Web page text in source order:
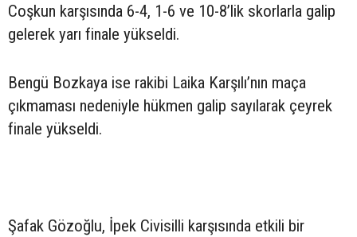
Coşkun karşısında 6-4, 1-6 ve 10-8’lik skorlarla galip
gelerek yarı finale yükseldi.
Bengü Bozkaya ise rakibi Laika Karşılı’nın maça
çıkmaması nedeniyle hükmen galip sayılarak çeyrek
finale yükseldi.
Şafak Gözoğlu, İpek Civisilli karşısında etkili bir